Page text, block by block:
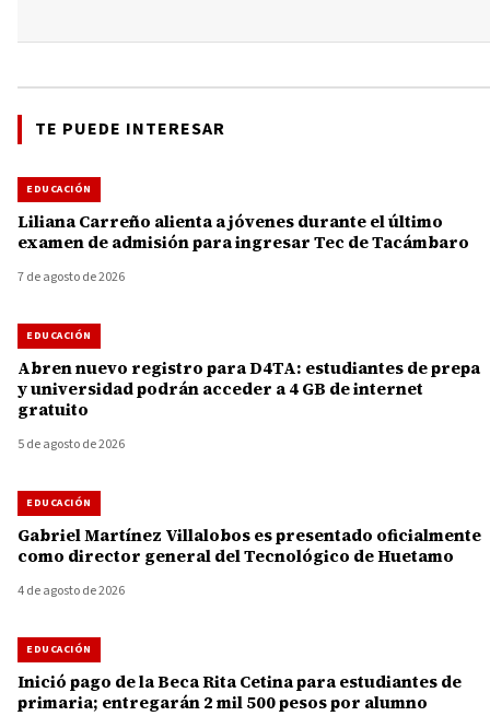
TE PUEDE INTERESAR
EDUCACIÓN
Liliana Carreño alienta a jóvenes durante el último
examen de admisión para ingresar Tec de Tacámbaro
7 de agosto de 2026
EDUCACIÓN
Abren nuevo registro para D4TA: estudiantes de prepa
y universidad podrán acceder a 4 GB de internet
gratuito
5 de agosto de 2026
EDUCACIÓN
Gabriel Martínez Villalobos es presentado oficialmente
como director general del Tecnológico de Huetamo
4 de agosto de 2026
EDUCACIÓN
Inició pago de la Beca Rita Cetina para estudiantes de
primaria; entregarán 2 mil 500 pesos por alumno